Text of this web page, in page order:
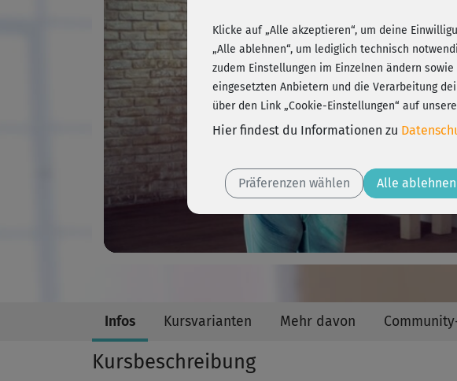
Infos Kursvarianten Mehr davon
Kursbeschreibung
Klicke auf „Alle akzeptieren“, um deine
„Alle ablehnen“, um lediglich technisch
zudem Einstellungen im Einzelnen ändern
eingesetzten Anbietern und die Verarbeitung
über den Link „Cookie-Einstellungen“ auf
Hier findest du Informationen zu
Präferenzen wählen Alle ablehnen